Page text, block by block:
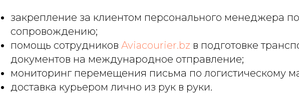
закрепление за клиентом персонального менеджера по
сопровождению;
помощь сотрудников Aviacourier.bz в подготовке
документов на международное отправление;
мониторинг перемещения письма по логистическому
доставка курьером лично из рук в руки.